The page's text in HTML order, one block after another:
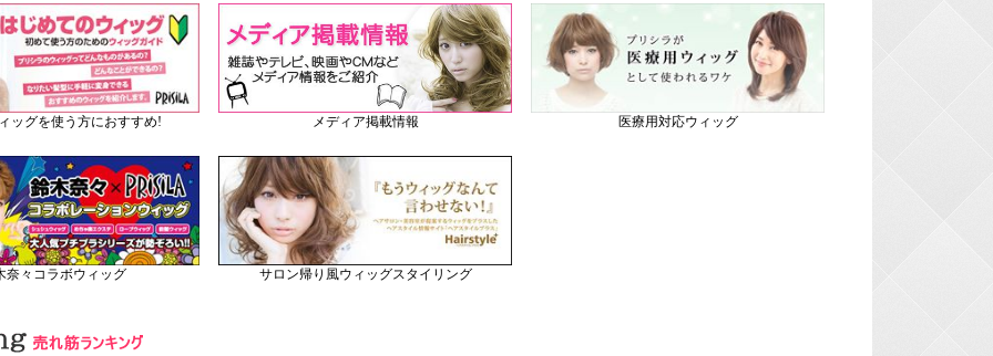
ッグを使う方におすすめ! メディア掲載情報 医療用対応ウィッグ
奈々コラボウィッグ サロン帰り風ウィッグスタイリング